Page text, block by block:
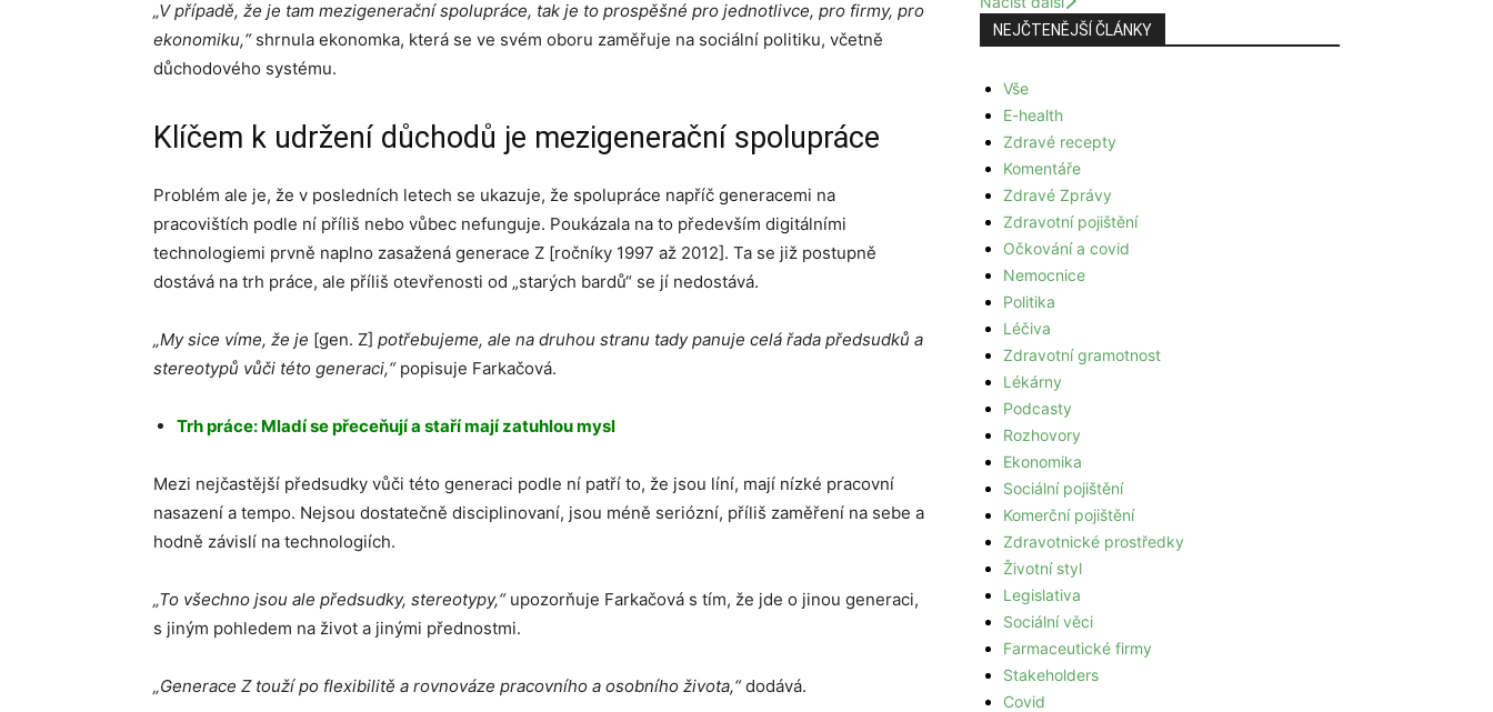
„V případě, že je tam mezigenerační spolupráce, tak je to prospěšné pro jednotlivce, pro firmy, pro
ekonomiku,“ shrnula ekonomka, která se ve svém oboru zaměřuje na sociální politiku, včetně
důchodového systému.
Klíčem k udržení důchodů je mezigenerační spolupráce
Problém ale je, že v posledních letech se ukazuje, že spolupráce napříč generacemi na
pracovištích podle ní příliš nebo vůbec nefunguje. Poukázala na to především digitálními
technologiemi prvně naplno zasažená generace Z [ročníky 1997 až 2012]. Ta se již postupně
dostává na trh práce, ale příliš otevřenosti od „starých bardů“ se jí nedostává.
„My sice víme, že je [gen. Z] potřebujeme, ale na druhou stranu tady panuje celá řada předsudků a
stereotypů vůči této generaci,“popisuje Farkačová.
Trh práce: Mladí se přeceňují a staří mají zatuhlou mysl
Mezi nejčastější předsudky vůči této generaci podle ní patří to, že jsou líní, mají nízké pracovní
nasazení a tempo. Nejsou dostatečně disciplinovaní, jsou méně seriózní, příliš zaměření na sebe a
hodně závislí na technologiích.
„To všechno jsou ale předsudky, stereotypy,“upozorňuje Farkačová s tím, že jde o jinou generaci,
s jiným pohledem na život a jinými přednostmi.
„Generace Z touží po flexibilitě a rovnováze pracovního a osobního života,“dodává.
NEJČTENĚJŠÍ ČLÁNKY
Vše
E-health
Zdravé recepty
Komentáře
Zdravé Zprávy
Zdravotní pojištění
Očkování a covid
Nemocnice
Politika
Léčiva
Zdravotní gramotnost
Lékárny
Podcasty
Rozhovory
Ekonomika
Sociální pojištění
Komerční pojištění
Zdravotnické prostředky
Životní styl
Legislativa
Sociální věci
Farmaceutické firmy
Stakeholders
Covid